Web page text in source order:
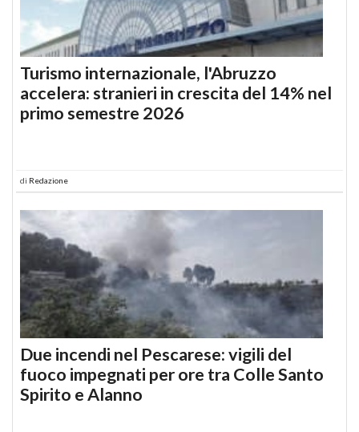
Turismo internazionale, l'Abruzzo
accelera: stranieri in crescita del 14% nel
primo semestre 2026
di Redazione
Due incendi nel Pescarese: vigili del
fuoco impegnati per ore tra Colle Santo
Spirito e Alanno